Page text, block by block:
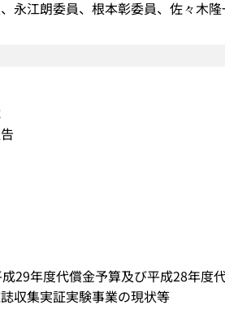
永江朗委員、根本彰委員、佐々木
29年度代償金予算及び平成28年度
収集実証実験事業の現状等